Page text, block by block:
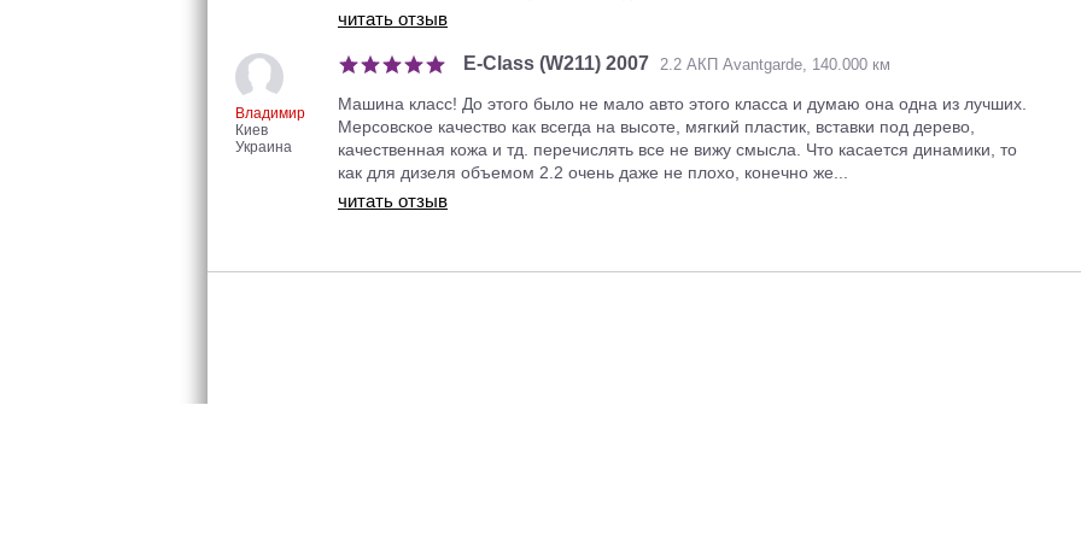
читать отзыв
Владимир
Киев
Украина
E-Class (W211) 2007 2.2 АКП Avantgarde, 140.000 км
Машина класс! До этого было не мало авто этого класса и думаю она одна из лучших.
Мерсовское качество как всегда на высоте, мягкий пластик, вставки под дерево,
качественная кожа и тд. перечислять все не вижу смысла. Что касается динамики, то
как для дизеля объемом 2.2 очень даже не плохо, конечно же...
читать отзыв